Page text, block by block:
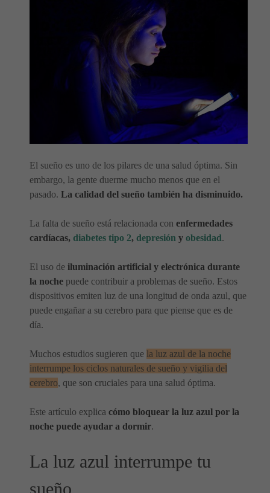
El sueño es uno de los pilares de una salud óptima. Sin
embargo, la gente duerme mucho menos que en el
pasado. La calidad del sueño también ha disminuido.
La falta de sueño está relacionada con enfermedades
cardíacas, diabetes tipo 2, depresión y obesidad.
El uso de iluminación artificial y electrónica durante
la noche puede contribuir a problemas de sueño. Estos
dispositivos emiten luz de una longitud de onda azul, que
puede engañar a su cerebro para que piense que es de
día.
Muchos estudios sugieren que la luz azul de la noche
interrumpe los ciclos naturales de sueño y vigilia del
cerebro, que son cruciales para una salud óptima.
Este artículo explica cómo bloquear la luz azul por la
noche puede ayudar a dormir.
La luz azul interrumpe tu